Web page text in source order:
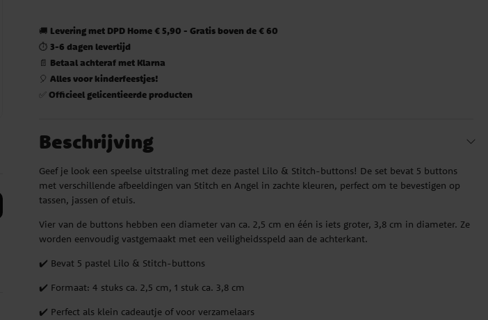
🚚 Levering met DPD Home € 5,90 - Gratis boven de € 60
⏱️3-6 dagen levertijd
📄 Betaal achteraf met Klarna
🎈Alles voor kinderfeestjes!
✅Officieel gelicentieerde producten
Beschrijving
Geef je look een speelse uitstraling met deze pastel Lilo & Stitch-buttons! De set bevat 5 buttons
met verschillende afbeeldingen van Stitch en Angel in zachte kleuren, perfect om te bevestigen op
tassen, jassen of etuis.
Vier van de buttons hebben een diameter van ca. 2,5 cm en één is iets groter, 3,8 cm in diameter. Ze
worden eenvoudig vastgemaakt met een veiligheidsspeld aan de achterkant.
✔️ Bevat 5 pastel Lilo & Stitch-buttons
✔️ Formaat: 4 stuks ca. 2,5 cm, 1 stuk ca. 3,8 cm
✔️ Perfect als klein cadeautje of voor verzamelaars